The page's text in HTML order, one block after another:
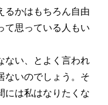
るかはもちろん自由
て思っている人もい
ない、とよく言われ
ないのでしょう。そ
には私はなりたくな